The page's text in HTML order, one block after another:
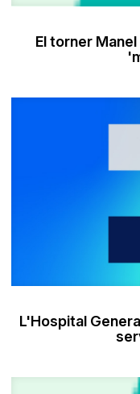
El torner
L'Hospital